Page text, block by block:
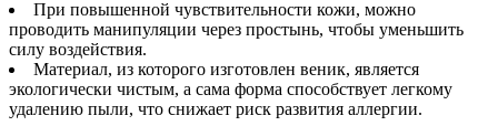
При повышенной чувствительности кожи, можно
проводить манипуляции через простынь, чтобы уменьшить
силу воздействия.
Материал, из которого изготовлен веник, является
экологически чистым, а сама форма способствует легкому
удалению пыли, что снижает риск развития аллергии.